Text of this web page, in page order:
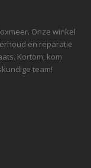
Onze winkel
en reparatie
Kortom, kom
team!